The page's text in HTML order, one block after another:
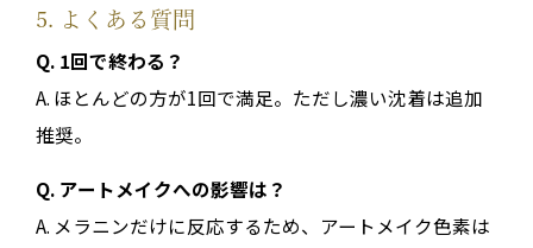
5. よくある質問
Q. 1回で終わる？
A. ほとんどの方が1回で満足。ただし濃い沈着は追加
推奨。
Q. アートメイクへの影響は？
A. メラニンだけに反応するため、アートメイク色素は